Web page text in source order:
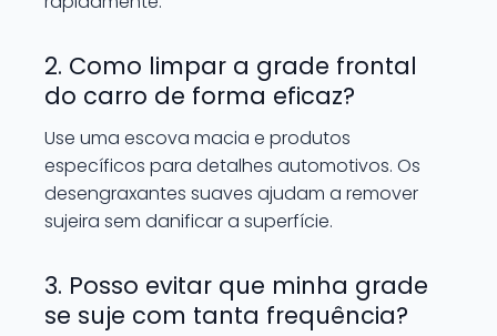
2. Como limpar a grade frontal
do carro de forma eficaz?
Use uma escova macia e produtos
específicos para detalhes automotivos. Os
desengraxantes suaves ajudam a remover
sujeira sem danificar a superfície.
3. Posso evitar que minha grade
se suje com tanta frequência?